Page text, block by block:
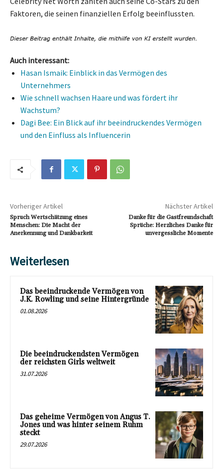
Faktoren, die seinen finanziellen Erfolg beeinflussten.
Auch interessant:
Hasan Ismaik: Einblick in das Vermögen des
Unternehmers
Wie schnell wachsen Haare und was fördert ihr
Wachstum?
Dagi Bee: Ein Blick auf ihr beeindruckendes Vermögen
und den Einfluss als Influencerin
Vorheriger Artikel
Spruch Wertschätzung eines
Menschen: Die Macht der
Anerkennung und Dankbarkeit
Nächster Artikel
Danke für die Gastfreundschaft
Sprüche: Herzliches Danke für
unvergessliche Momente
Weiterlesen
Das beeindruckende Vermögen von
J.K. Rowling und seine Hintergründe
01.08.2026
Die beeindruckendsten Vermögen
der reichsten Girls weltweit
31.07.2026
Das geheime Vermögen von Angus T.
Jones und was hinter seinem Ruhm
steckt
29.07.2026